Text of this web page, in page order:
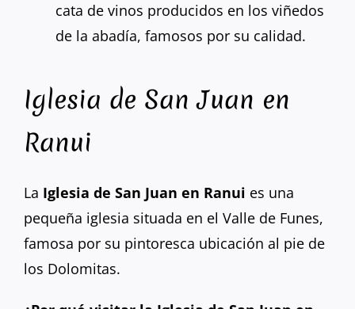
cata de vinos producidos en los viñedos
de la abadía, famosos por su calidad.
Iglesia de San Juan en
Ranui
La Iglesia de San Juan en Ranui es una
pequeña iglesia situada en el Valle de Funes,
famosa por su pintoresca ubicación al pie de
los Dolomitas.